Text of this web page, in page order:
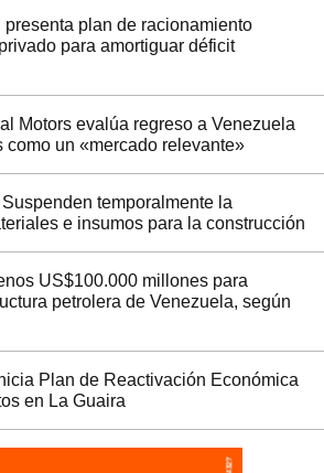
plan de racionamiento
para amortiguar déficit
Motors evalúa regreso a Venezuela
como un «mercado relevante»
temporalmente la
e insumos para la construcción
US$100.000 millones para
petrolera de Venezuela, según
Plan de Reactivación Económica
en La Guaira